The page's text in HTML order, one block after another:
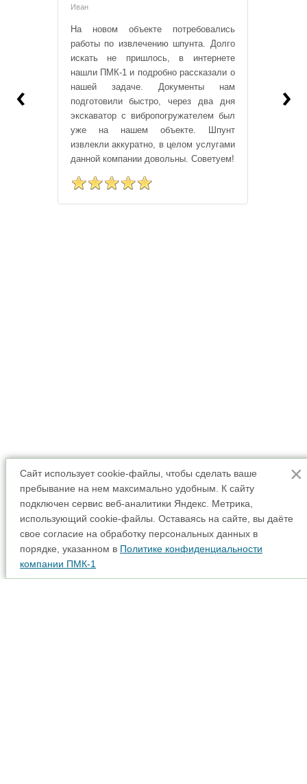
Иван
На новом объекте потребовались
работы по извлечению шпунта. Долго
искать не пришлось, в интернете
нашли ПМК-1 и подробно рассказали о
нашей задаче. Документы нам
подготовили быстро, через два дня
экскаватор с вибропогружателем был
уже на нашем объекте. Шпунт
извлекли аккуратно, в целом услугами
данной компании довольны. Советуем!
‹ ›
Сайт использует cookie-файлы, чтобы сделать ваше
пребывание на нем максимально удобным. К cайту
подключен сервис веб-аналитики Яндекс. Метрика,
использующий cookie-файлы. Оставаясь на сайте, вы даёте
свое согласие на обработку персональных данных в
порядке, указанном в Политике конфиденциальности
компании ПМК-1
×